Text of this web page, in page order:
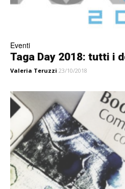
Eventi
Taga Day 2018: tutti i
Valeria Teruzzi 23/10/2018